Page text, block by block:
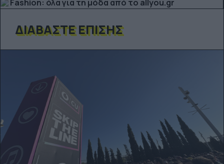
Fashion: όλα για τη μόδα από το allyou.gr
ΔΙΑΒΆΣΤΕ ΕΠΊΣΗΣ